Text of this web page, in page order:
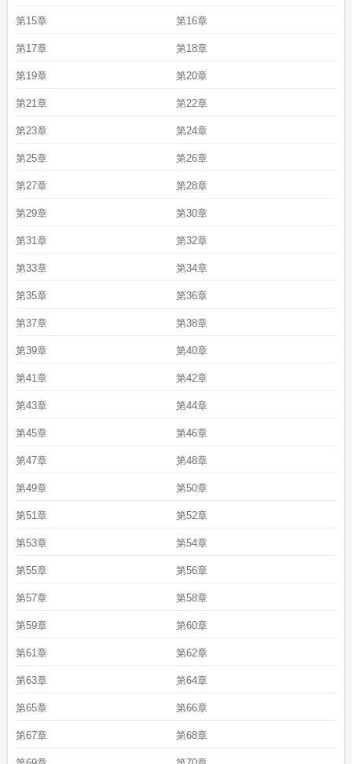
第15章 第16章
第17章 第18章
第19章 第20章
第21章 第22章
第23章 第24章
第25章 第26章
第27章 第28章
第29章 第30章
第31章 第32章
第33章 第34章
第35章 第36章
第37章 第38章
第39章 第40章
第41章 第42章
第43章 第44章
第45章 第46章
第47章 第48章
第49章 第50章
第51章 第52章
第53章 第54章
第55章 第56章
第57章 第58章
第59章 第60章
第61章 第62章
第63章 第64章
第65章 第66章
第67章 第68章